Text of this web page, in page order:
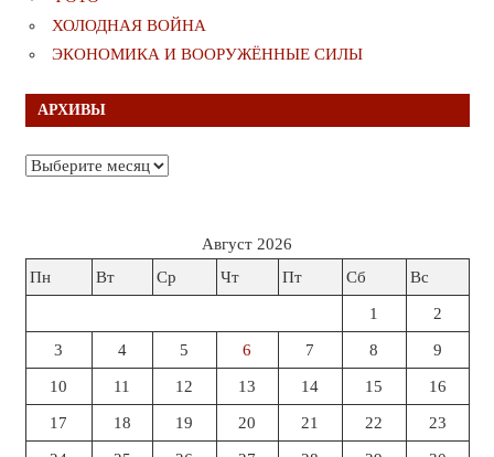
ХОЛОДНАЯ ВОЙНА
ЭКОНОМИКА И ВООРУЖЁННЫЕ СИЛЫ
АРХИВЫ
Архивы
Август 2026
Пн
Вт Ср Чт Пт Сб Вс
1 2
3 4 5 6 7 8 9
10 11 12 13 14 15 16
17 18 19 20 21 22 23